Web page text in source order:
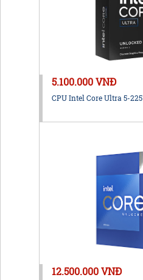
5.100.000 VNĐ
CPU Intel Core Ultra 5-225
12.500.000 VNĐ